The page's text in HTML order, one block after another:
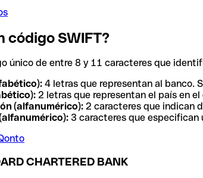
código SWIFT?
único de entre 8 y 11 caracteres que
4 letras que representan al banco.
2 letras que representan el país en
(alfanumérico): 2 caracteres que indican
3 caracteres que especifican
CHARTERED BANK